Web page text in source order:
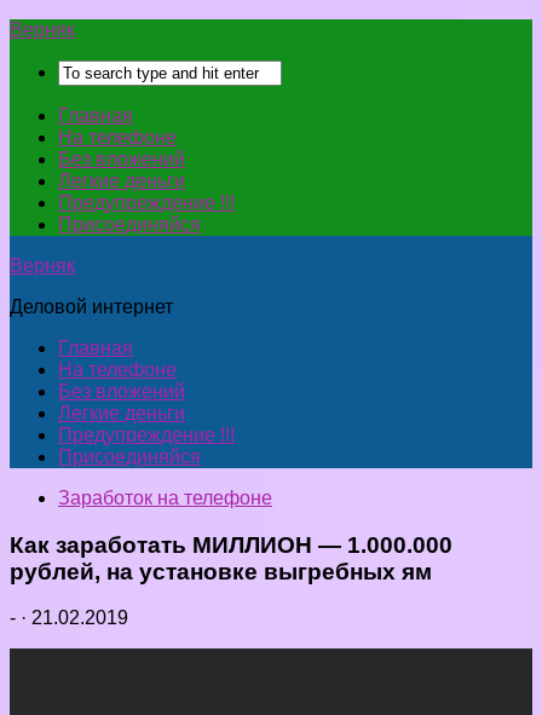
Верняк
Главная
На телефоне
Без вложений
Легкие деньги
Предупреждение !!!
Присоединяйся
Верняк
Деловой интернет
Главная
На телефоне
Без вложений
Легкие деньги
Предупреждение !!!
Присоединяйся
Заработок на телефоне
Как заработать МИЛЛИОН — 1.000.000
рублей, на установке выгребных ям
- · 21.02.2019